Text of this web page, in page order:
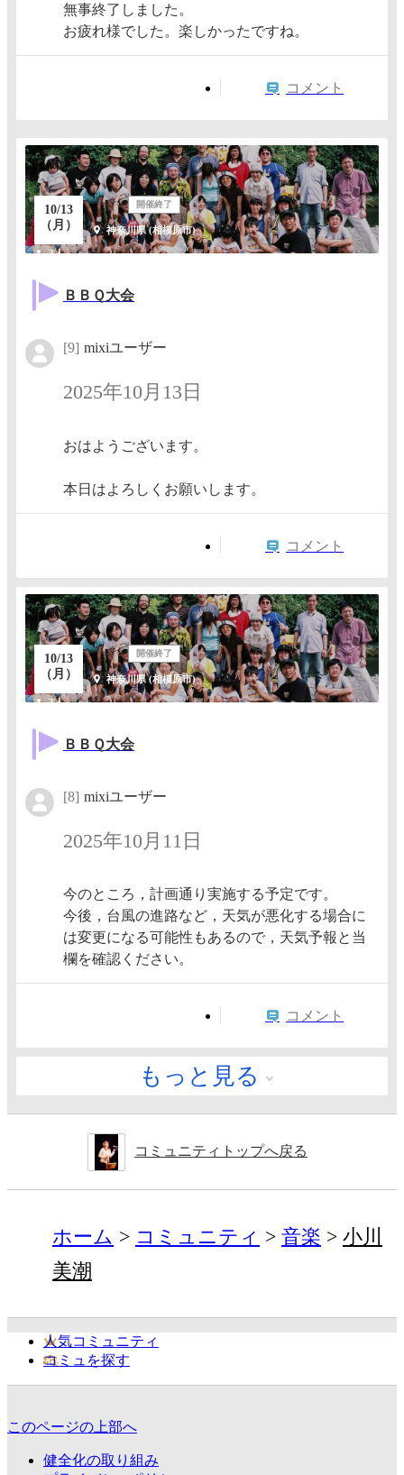
無事終了しました。
お疲れ様でした。楽しかったですね。
コメント
10/13
（月）
開催終了
神奈川県 (相模原市)
3人
ＢＢＱ大会
[9] mixiユーザー
2025年10月13日
おはようございます。
本日はよろしくお願いします。
コメント
10/13
（月）
開催終了
神奈川県 (相模原市)
3人
ＢＢＱ大会
[8] mixiユーザー
2025年10月11日
今のところ，計画通り実施する予定です。
今後，台風の進路など，天気が悪化する場合に
は変更になる可能性もあるので，天気予報と当
欄を確認ください。
コメント
もっと見る
コミュニティトップへ戻る
ホーム コミュニティ 音楽
小川
美潮
人気コミュニティ
コミュを探す
このページの上部へ
健全化の取り組み